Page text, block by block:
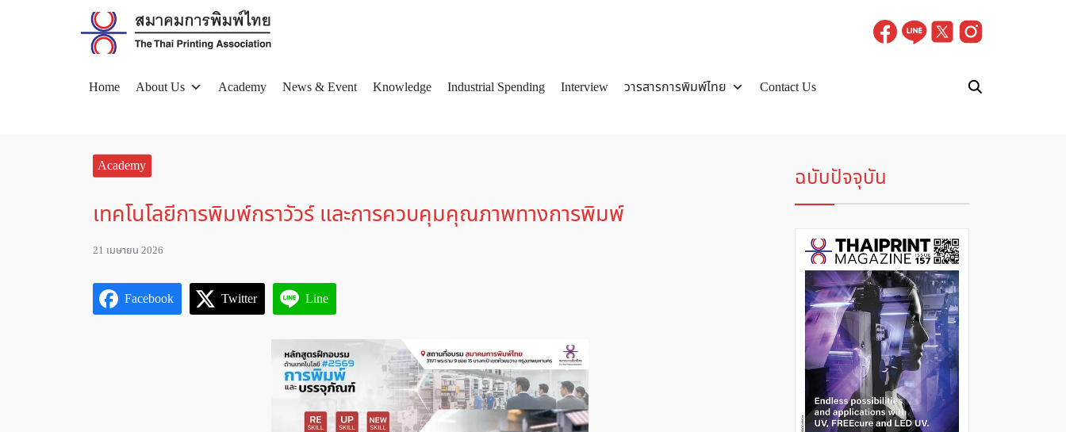
Home About Us Academy News & Event Knowledge Industrial Spending Interview วารสารการพิมพ์ไทย
Contact Us
Academy
เทคโนโลยีการพิมพ์กราวัวร์ และการควบคุมคุณภาพทางการพิมพ์
21 เมษายน 2026
Facebook Twitter Line
ฉบับปัจจุบัน